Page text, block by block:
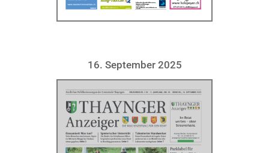
16. September 2025